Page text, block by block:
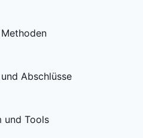
Abschlüsse
und Tools